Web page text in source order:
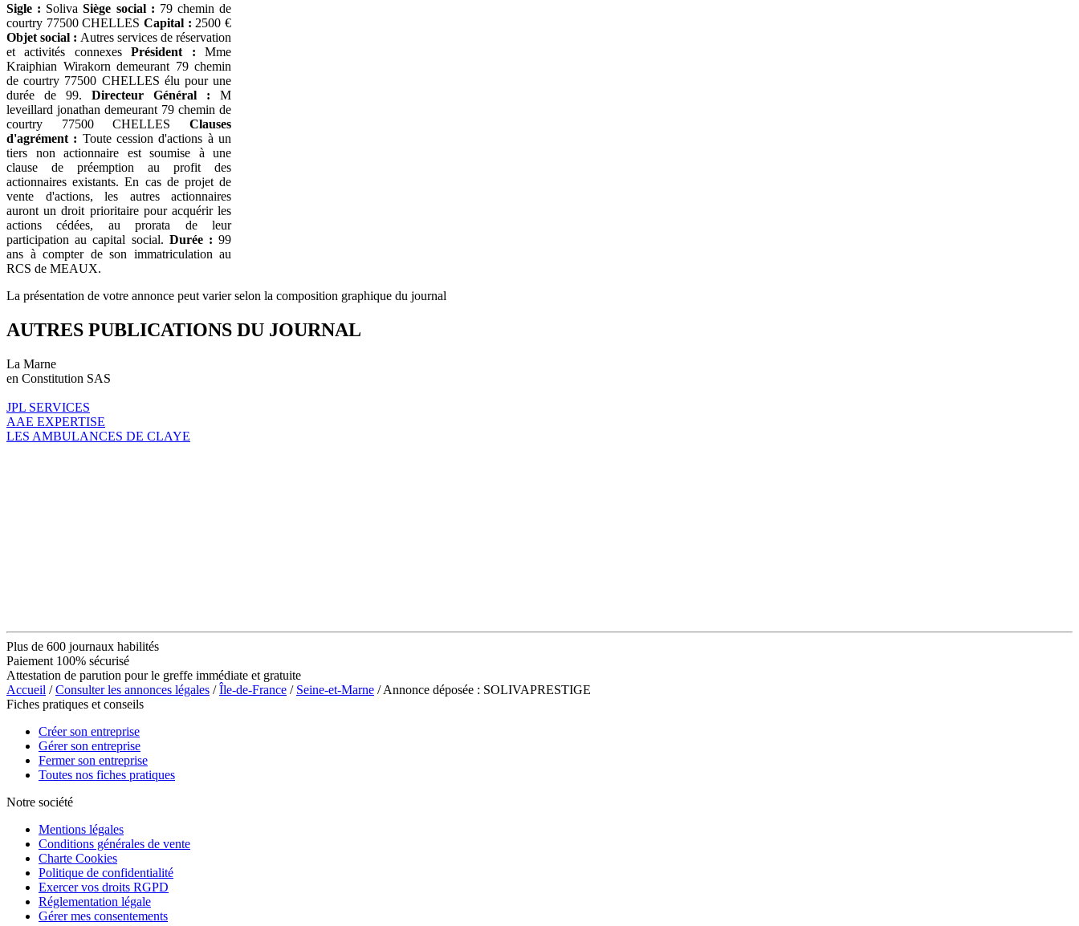
Sigle : SolivaSiège social : 79 chemin de
courtry 77500 CHELLES Capital : 2500 €
Objet social : Autres services de réservation
et activités connexesPrésident : Mme
Kraiphian Wirakorn demeurant 79 chemin
de courtry 77500 CHELLES élu pour une
durée de 99. Directeur Général : M
leveillard jonathan demeurant 79 chemin de
courtry 77500 CHELLES Clauses
d'agrément : Toute cession d'actions à un
tiers non actionnaire est soumise à une
clause de préemption au profit des
actionnaires existants. En cas de projet de
vente d'actions, les autres actionnaires
auront un droit prioritaire pour acquérir les
actions cédées, au prorata de leur
participation au capital social. Durée : 99
ans à compter de son immatriculation au
RCS de MEAUX.
La présentation de votre annonce peut varier selon la composition graphique du journal
AUTRES PUBLICATIONS DU JOURNAL
La Marne
en Constitution SAS
JPL SERVICES
AAE EXPERTISE
LES AMBULANCES DE CLAYE
Plus de 600 journaux habilités
Paiement 100% sécurisé
Attestation de parution pour le greffe immédiate et gratuite
Accueil /Consulter les annonces légales /Île-de-France / Seine-et-Marne / Annonce déposée : SOLIVAPRESTIGE
Fiches pratiques et conseils
Créer son entreprise
Gérer son entreprise
Fermer son entreprise
Toutes nos fiches pratiques
Notre société
Mentions légales
Conditions générales de vente
Charte Cookies
Politique de confidentialité
Exercer vos droits RGPD
Réglementation légale
Gérer mes consentements